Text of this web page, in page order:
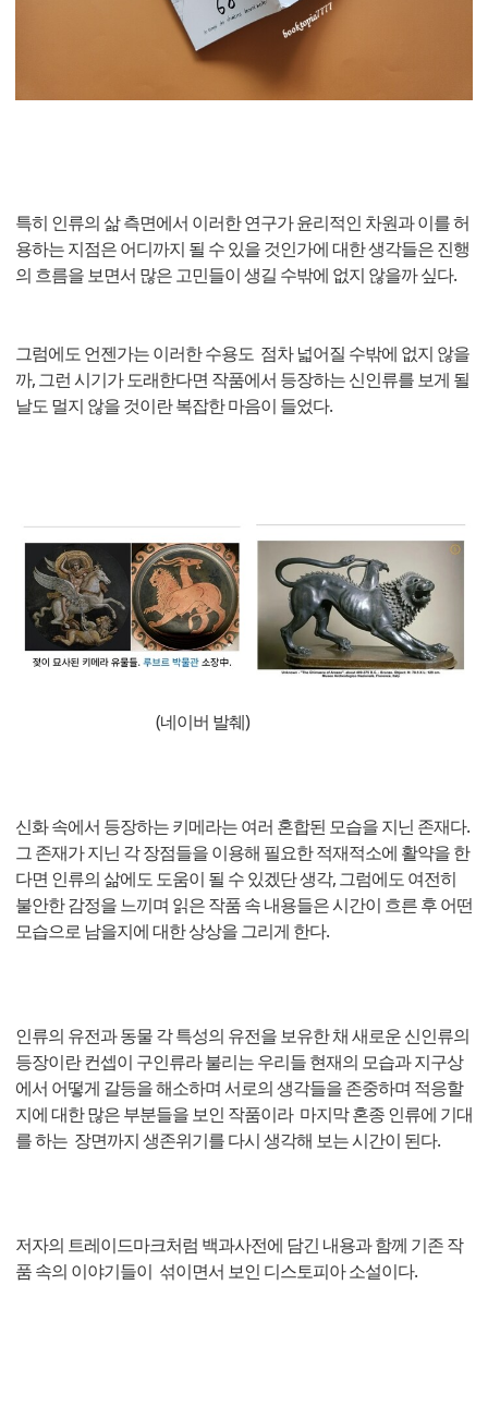
특히 인류의 삶 측면에서 이러한 연구가 윤리적인 차원과 이를 허
용하는 지점은 어디까지 될 수 있을 것인가에 대한 생각들은 진행
의 흐름을 보면서 많은 고민들이 생길 수밖에 없지 않을까 싶다.
그럼에도 언젠가는 이러한 수용도 점차 넓어질 수밖에 없지 않을
까, 그런 시기가 도래한다면 작품에서 등장하는 신인류를 보게 될
날도 멀지 않을 것이란 복잡한 마음이 들었다.
(네이버 발췌)
신화 속에서 등장하는 키메라는 여러 혼합된 모습을 지닌 존재다.
그 존재가 지닌 각 장점들을 이용해 필요한 적재적소에 활약을 한
다면 인류의 삶에도 도움이 될 수 있겠단 생각, 그럼에도 여전히
불안한 감정을 느끼며 읽은 작품 속 내용들은 시간이 흐른 후 어떤
모습으로 남을지에 대한 상상을 그리게 한다.
인류의 유전과 동물 각 특성의 유전을 보유한 채 새로운 신인류의
등장이란 컨셉이 구인류라 불리는 우리들 현재의 모습과 지구상
에서 어떻게 갈등을 해소하며 서로의 생각들을 존중하며 적응할
지에 대한 많은 부분들을 보인 작품이라 마지막 혼종 인류에 기대
를 하는 장면까지 생존위기를 다시 생각해 보는 시간이 된다.
저자의 트레이드마크처럼 백과사전에 담긴 내용과 함께 기존 작
품 속의 이야기들이 섞이면서 보인 디스토피아 소설이다.